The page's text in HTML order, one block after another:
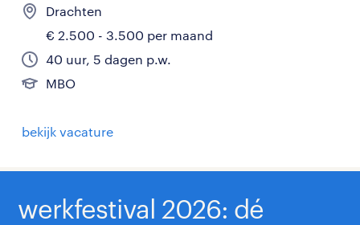
Drachten
€ 2.500 - 3.500 per maand
40 uur, 5 dagen p.w.
MBO
bekijk vacature
werkfestival 2026: dé